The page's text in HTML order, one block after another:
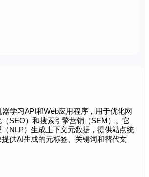
器学习API和Web应用程序，用于优化网
SEO）和搜索引擎营销（SEM）。它
NLP）生成上下文元数据，提供站点统
供AI生成的元标签、关键词和替代文